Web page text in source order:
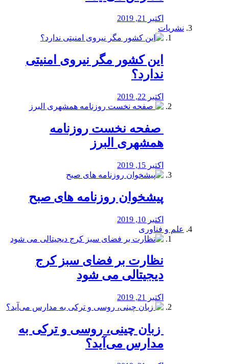
اکتبر 21, 2019
نشریات
این کشور مگر نیروی امنیتی
ندارد؟
اکتبر 22, 2019
️ صفحه نخست روزنامه‌
همشهری البرز
اکتبر 15, 2019
پیشخوان روزنامه های صبح
اکتبر 10, 2019
علم و فناوری
نظارت بر فضای سبز کرج
دیجیتالی می شود
اکتبر 21, 2019
️ زبان چینی، روسی و ترکی به
مدارس می‌آید؟